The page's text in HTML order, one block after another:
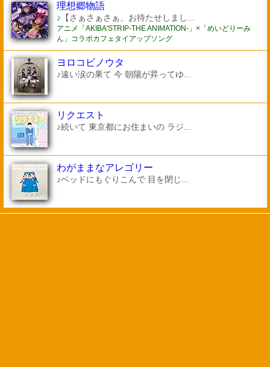
理想郷物語
♪【さぁさぁさぁ、お待たせしまし...
アニメ「AKIBA'STRIP-THE ANIMATION-」×「めいどりーみ
ん」コラボカフェタイアップソング
ヨロコビノウタ
♪遠い涙の果て 今 朝陽が昇ってゆ...
リクエスト
♪続いて 東京都にお住まいの ラジ...
わがままなアレゴリー
♪ベッドにもぐりこんで 目を閉じ...